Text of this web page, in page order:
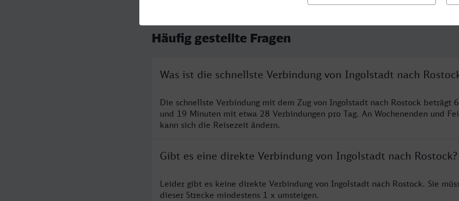
Häufig gestellte Fragen
Was ist die schnellste Verbindung von Ingolstadt nach
Die schnellste Verbindung mit dem Zug von Ingolstadt nach Rostock beträgt
und 19 Minuten mit etwa 28 Verbindungen pro Tag. An Wochenenden und
kann sich die Reisezeit ändern.
Gibt es eine direkte Verbindung von Ingolstadt nach Rostock?
Leider gibt es keine direkte Verbindung von Ingolstadt nach Rostock. Sie
dieser Strecke mindestens 1 x umsteigen.